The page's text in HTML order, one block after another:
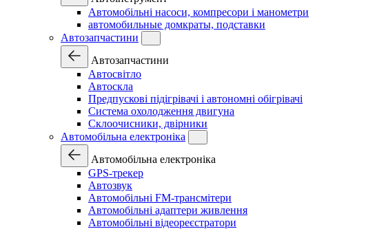
Автомобільні насоси, компресори і манометри
автомобильные домкраты, подставки
Автозапчастини
Автозапчастини
Автосвітло
Автоскла
Предпускові підігрівачі і автономні обігрівачі
Система охолодження двигуна
Склоочисники, двірники
Автомобільна електроніка
Автомобільна електроніка
GPS-трекер
Автозвук
Автомобільні FM-трансмітери
Автомобільні адаптери живлення
Автомобільні відеореєстратори